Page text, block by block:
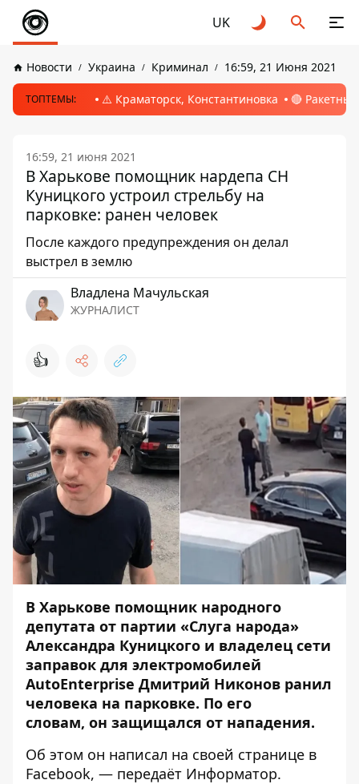
UK
Новости Украина Криминал 16:59, 21 Июня 2021
ТОПТЕМЫ: ⚠️ Краматорск, Константиновка 🔴
16:59, 21 июня 2021
В Харькове помощник нардепа СН
Куницкого устроил стрельбу на
парковке: ранен человек
После каждого предупреждения он делал
выстрел в землю
Владлена Мачульская
ЖУРНАЛИСТ
👍
В Харькове помощник народного
депутата от партии «Слуга народа»
Александра Куницкого и владелец сети
заправок для электромобилей
AutoEnterprise Дмитрий Никонов ранил
человека на парковке. По его
словам, он защищался от нападения.
Об этом он написал на своей странице в
Facebook, — передаёт Информатор.